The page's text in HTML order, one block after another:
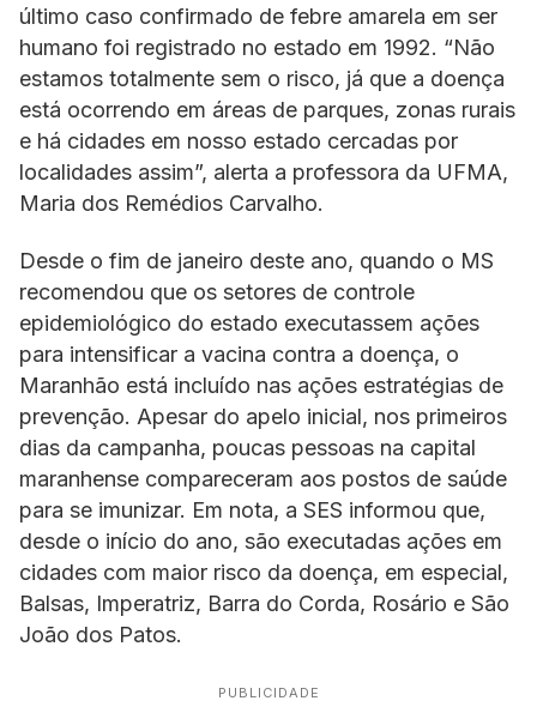
último caso confirmado de febre amarela em ser
humano foi registrado no estado em 1992. “Não
estamos totalmente sem o risco, já que a doença
está ocorrendo em áreas de parques, zonas rurais
e há cidades em nosso estado cercadas por
localidades assim”, alerta a professora da UFMA,
Maria dos Remédios Carvalho.
Desde o fim de janeiro deste ano, quando o MS
recomendou que os setores de controle
epidemiológico do estado executassem ações
para intensificar a vacina contra a doença, o
Maranhão está incluído nas ações estratégias de
prevenção. Apesar do apelo inicial, nos primeiros
dias da campanha, poucas pessoas na capital
maranhense compareceram aos postos de saúde
para se imunizar. Em nota, a SES informou que,
desde o início do ano, são executadas ações em
cidades com maior risco da doença, em especial,
Balsas, Imperatriz, Barra do Corda, Rosário e São
João dos Patos.
PUBLICIDADE